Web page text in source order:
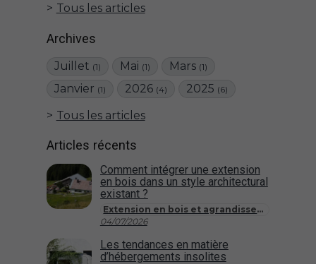
Tous les articles
Archives
Juillet (1) Mai (1) Mars (1)
Janvier (1) 2026 (4) 2025 (6)
Tous les articles
Articles récents
Extension en bois et agrandissement de maison
04/07/2026
Comment intégrer une extension
en bois dans un style architectural
existant ?
Les tendances en matière
d’hébergements insolites